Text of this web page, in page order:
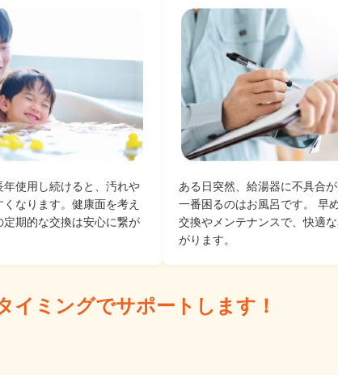
年使用し続けると、汚れや
なります。健康面を考え
定期的な交換は安心に繋が
ある日突然、給湯器に不具合が
一番困るのはお風呂です。 早
交換やメンテナンスで、快適
がります。
イミングでサポートします！